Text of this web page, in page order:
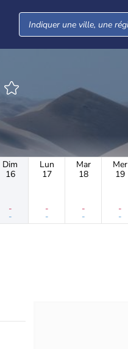
Dim
16
-
-
Lun
17
-
-
Mar
18
-
-
Mer
19
-
-